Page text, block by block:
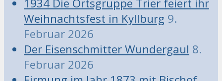
1934 Die Ortsgruppe Trier feiert ihr
Weihnachtsfest in Kyllburg 9.
Februar 2026
Der Eisenschmitter Wundergaul 8.
Februar 2026